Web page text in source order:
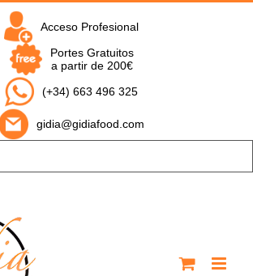
Acceso Profesional
Portes Gratuitos
a partir de 200€
(+34) 663 496 325
gidia@gidiafood.com